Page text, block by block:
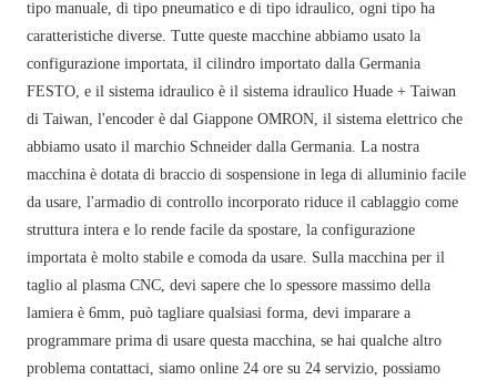
tipo manuale, di tipo pneumatico e di tipo idraulico, ogni tipo ha
caratteristiche diverse. Tutte queste macchine abbiamo usato la
configurazione importata, il cilindro importato dalla Germania
FESTO, e il sistema idraulico è il sistema idraulico Huade + Taiwan
di Taiwan, l'encoder è dal Giappone OMRON, il sistema elettrico che
abbiamo usato il marchio Schneider dalla Germania. La nostra
macchina è dotata di braccio di sospensione in lega di alluminio facile
da usare, l'armadio di controllo incorporato riduce il cablaggio come
struttura intera e lo rende facile da spostare, la configurazione
importata è molto stabile e comoda da usare. Sulla macchina per il
taglio al plasma CNC, devi sapere che lo spessore massimo della
lamiera è 6mm, può tagliare qualsiasi forma, devi imparare a
programmare prima di usare questa macchina, se hai qualche altro
problema contattaci, siamo online 24 ore su 24 servizio, possiamo